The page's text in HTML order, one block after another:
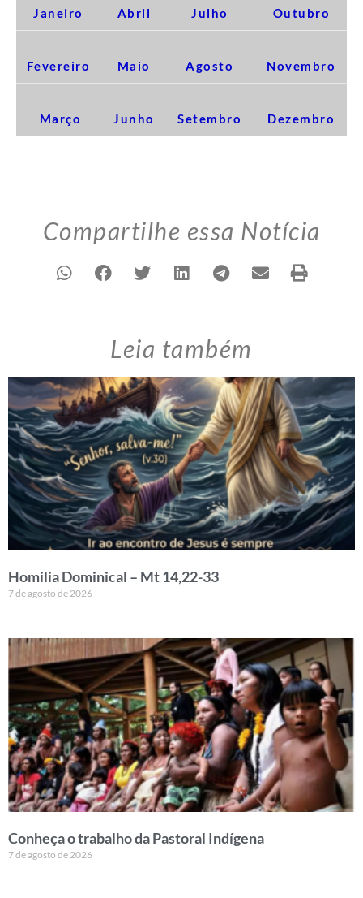
Janeiro Abril Julho Outubro
Fevereiro Maio Agosto Novembro
Março Junho Setembro Dezembro
Compartilhe essa Notícia
Leia também
Homilia Dominical – Mt 14,22-33
7 de agosto de 2026
Conheça o trabalho da Pastoral Indígena
7 de agosto de 2026